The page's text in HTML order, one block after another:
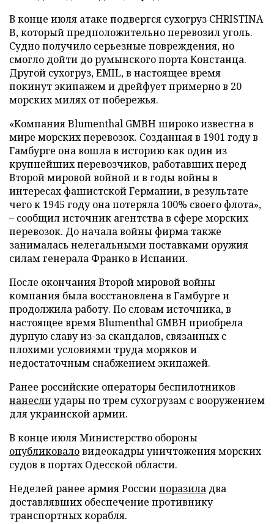
В конце июля атаке подвергся сухогруз CHRISTINA
B, который предположительно перевозил уголь.
Судно получило серьезные повреждения, но
смогло дойти до румынского порта Констанца.
Другой сухогруз, EMIL, в настоящее время
покинут экипажем и дрейфует примерно в 20
морских милях от побережья.
«Компания Blumenthal GMBH широко известна в
мире морских перевозок. Созданная в 1901 году в
Гамбурге она вошла в историю как один из
крупнейших перевозчиков, работавших перед
Второй мировой войной и в годы войны в
интересах фашистской Германии, в результате
чего к 1945 году она потеряла 100% своего флота»,
– сообщил источник агентства в сфере морских
перевозок. До начала войны фирма также
занималась нелегальными поставками оружия
силам генерала Франко в Испании.
После окончания Второй мировой войны
компания была восстановлена в Гамбурге и
продолжила работу. По словам источника, в
настоящее время Blumenthal GMBH приобрела
дурную славу из-за скандалов, связанных с
плохими условиями труда моряков и
недостаточным снабжением экипажей.
Ранее российские операторы беспилотников
нанеслиудары по трем сухогрузам с вооружением
для украинской армии.
В конце июля Министерство обороны
опубликоваловидеокадры уничтожения морских
судов в портах Одесской области.
Неделей ранее армия Россиипоразила два
доставлявших обеспечение противнику
транспортных корабля.